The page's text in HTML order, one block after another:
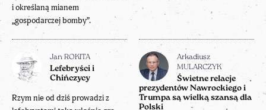
i określaną mianem
„gospodarczej bomby”.
Jan ROKITA
Lefebryści i
Chińczycy
Rzym nie od dziś prowadzi z
Arkadiusz
MULARCZYK
Świetne relacje
prezydentów Nawrockiego i
Trumpa są wielką szansą dla
Polski